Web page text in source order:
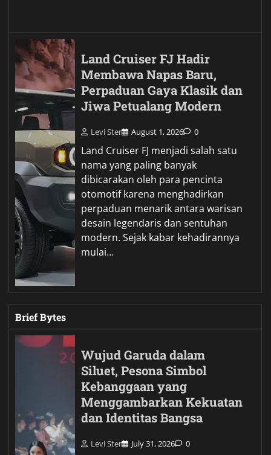
Land Cruiser FJ Hadir
Membawa Napas Baru,
Perpaduan Gaya Klasik dan
Jiwa Petualang Modern
Levi Ster August 1, 2026 0
Land Cruiser FJ menjadi salah satu
nama yang paling banyak
dibicarakan oleh para pencinta
otomotif karena menghadirkan
perpaduan menarik antara warisan
desain legendaris dan sentuhan
modern. Sejak kabar kehadirannya
mulai…
Brief Bytes
Wujud Garuda dalam
Siluet, Pesona Simbol
Kebanggaan yang
Menggambarkan Kekuatan
dan Identitas Bangsa
Levi Ster July 31, 2026 0